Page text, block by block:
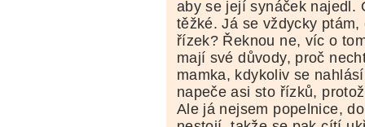
aby se její synáček najedl.
těžké. Já se vždycky
řízek? Řeknou ne, víc o
mají své důvody, proč
mamka, kdykoliv se
napeče asi sto řízků,
Ale já nejsem popelnice,